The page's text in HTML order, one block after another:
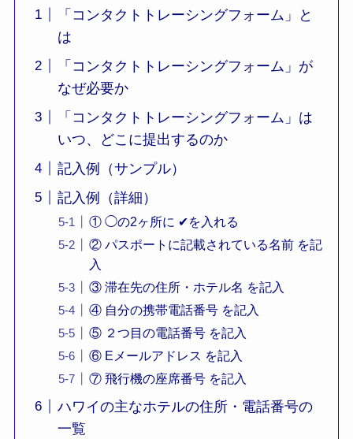
「コンタクトトレーシングフォーム」と
は
「コンタクトトレーシングフォーム」が
なぜ必要か
「コンタクトトレーシングフォーム」は
いつ、どこに提出するのか
記入例（サンプル）
記入例（詳細）
① ◯の2ヶ所に ✔を入れる
② パスポートに記載されている名前 を記
入
③ 滞在先の住所・ホテル名 を記入
④ 自分の携帯電話番号 を記入
⑤ ２つ目の電話番号 を記入
⑥ Eメールアドレス を記入
⑦ 飛行機の座席番号 を記入
ハワイの主なホテルの住所・電話番号の
一覧